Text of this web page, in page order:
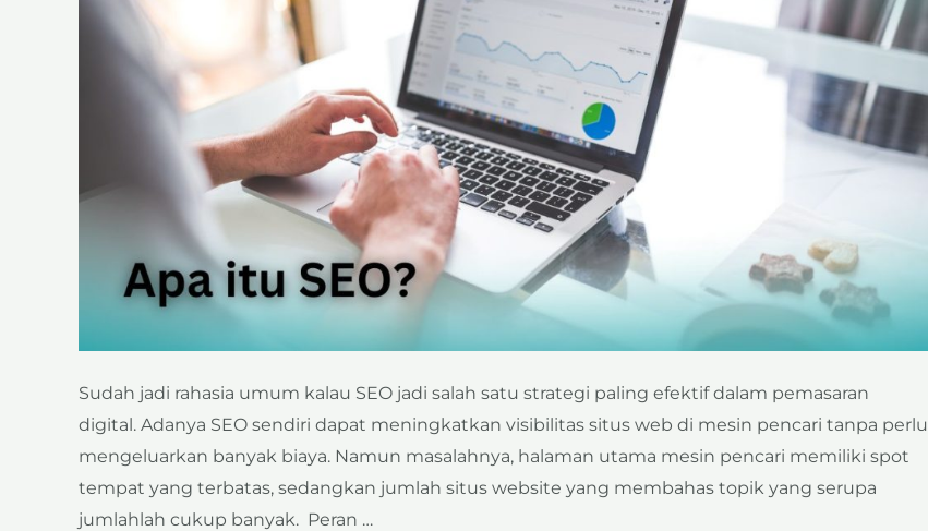
Sudah jadi rahasia umum kalau SEO jadi salah satu strategi paling efektif dalam pemasaran
digital. Adanya SEO sendiri dapat meningkatkan visibilitas situs web di mesin pencari tanpa perlu
mengeluarkan banyak biaya. Namun masalahnya, halaman utama mesin pencari memiliki spot
tempat yang terbatas, sedangkan jumlah situs website yang membahas topik yang serupa
jumlahlah cukup banyak. Peran …